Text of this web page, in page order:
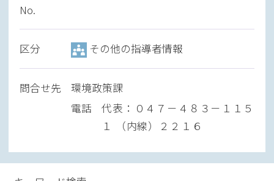
No.
区分 その他の指導者情報
問合せ先
環境政策課
電話
代表：０４７－４８３－１１５
１ （内線）２２１６